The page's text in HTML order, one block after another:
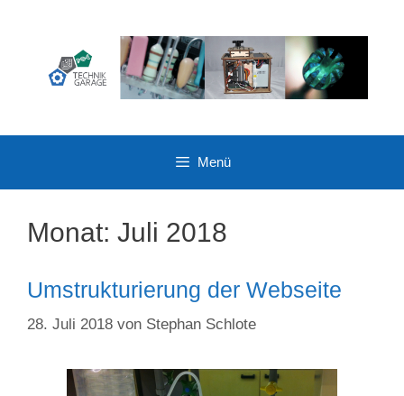
Menü
Monat: Juli 2018
Umstrukturierung der Webseite
28. Juli 2018 von Stephan Schlote